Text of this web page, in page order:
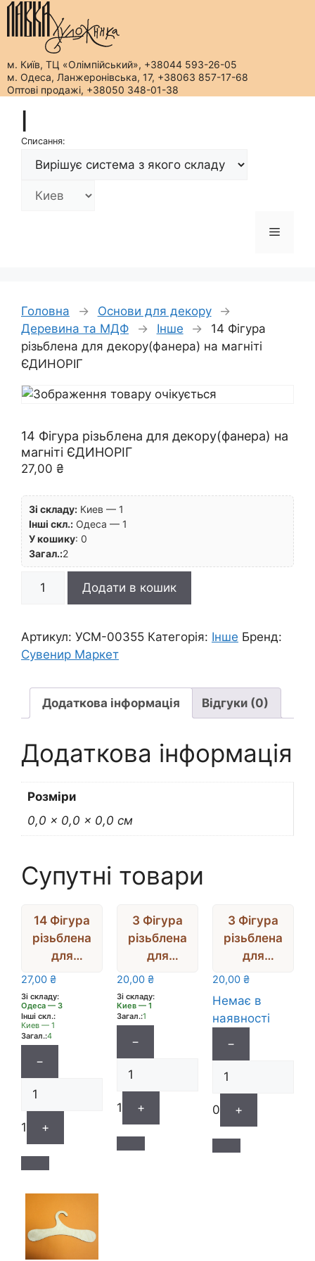
м. Київ, ТЦ «Олімпійський», +38044 593-26-05
м. Одеса, Ланжеронівська, 17, +38063 857-17-68
Оптові продажі, +38050 348-01-38
вмістуСписання:
Меню
Головна → Основи для декору
→
Деревина та МДФ
→ Інше →
14 Фігура
різьблена для декору(фанера) на магніті
ЄДИНОРІГ
14 Фігура різьблена для декору(фанера) на
магніті ЄДИНОРІГ
27,00 ₴
Зі складу: Киев — 1
Інші скл.: Одеса — 1
У кошику: 0
Загал.:2
для
декору(фанера)
магніті
ЄДИНОРІГ
кількість
Додати в кошик
Артикул: УСМ-00355 Категорія: Інше Бренд:
Сувенир Маркет
Додаткова інформація Відгуки (0)
Додаткова інформація
Розміри
0,0 × 0,0 × 0,0 см
Супутні товари
14 Фігура
різьблена
для
декору(фа
магніті
ОЛЕНЬ
27,00 ₴
Зі складу:
Одеса — 3
Інші скл.:
Киев — 1
Загал.:4
−
1 +
3 Фігура
різьблена
для
декору
(фанера)
h8см
20,00 ₴
Зі складу:
Киев — 1
Загал.:1
−
1 +
3 Фігура
різьблена
для
декору
МУХОМОР
(фанера)
20,00 ₴
Немає в
наявності
−
0 +